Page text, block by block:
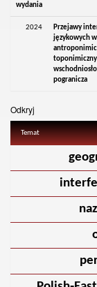
wydania
2024
Przejawy
językowych
pogranicza
Odkryj
Temat